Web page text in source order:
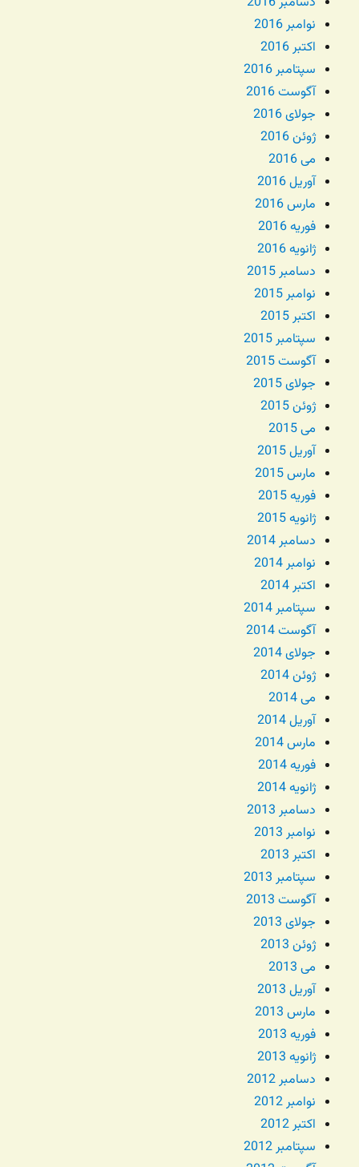
نوامبر 2016
اکتبر 2016
سپتامبر 2016
آگوست 2016
جولای 2016
ژوئن 2016
می 2016
آوریل 2016
مارس 2016
فوریه 2016
ژانویه 2016
دسامبر 2015
نوامبر 2015
اکتبر 2015
سپتامبر 2015
آگوست 2015
جولای 2015
ژوئن 2015
می 2015
آوریل 2015
مارس 2015
فوریه 2015
ژانویه 2015
دسامبر 2014
نوامبر 2014
اکتبر 2014
سپتامبر 2014
آگوست 2014
جولای 2014
ژوئن 2014
می 2014
آوریل 2014
مارس 2014
فوریه 2014
ژانویه 2014
دسامبر 2013
نوامبر 2013
اکتبر 2013
سپتامبر 2013
آگوست 2013
جولای 2013
ژوئن 2013
می 2013
آوریل 2013
مارس 2013
فوریه 2013
ژانویه 2013
دسامبر 2012
نوامبر 2012
اکتبر 2012
سپتامبر 2012